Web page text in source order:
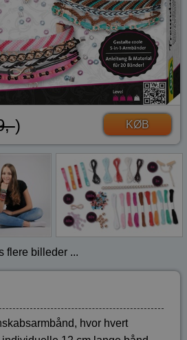
) KØB
flere billeder ...
hvor hvert